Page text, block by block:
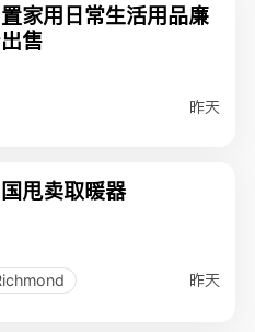
家用日常生活用品廉
售
昨天
甩卖取暖器
昨天